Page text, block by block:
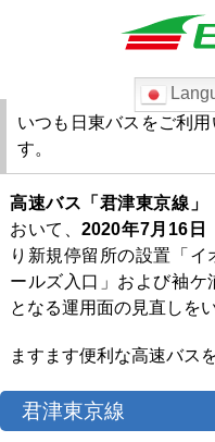
索:
いつも日東バスをご利
す。
高速バス「君津東京線」
おいて、2020年7月16日
り新規停留所の設置「
ールズ入口」および袖
となる運用面の見直しを
ますます便利な高速バス
君津東京線